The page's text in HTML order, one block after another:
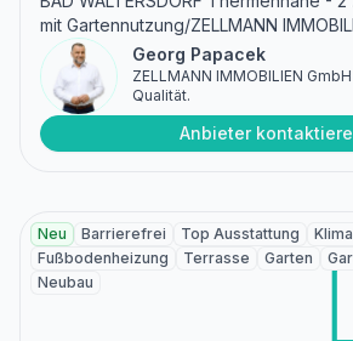
mit Gartennutzung/ZELLMANN
Georg Papacek
ZELLMANN IMMOBILIEN
Qualität.
Anbieter
Neu Barrierefrei Top Ausstattung Klima
Fußbodenheizung
Terrasse Garten
Neubau